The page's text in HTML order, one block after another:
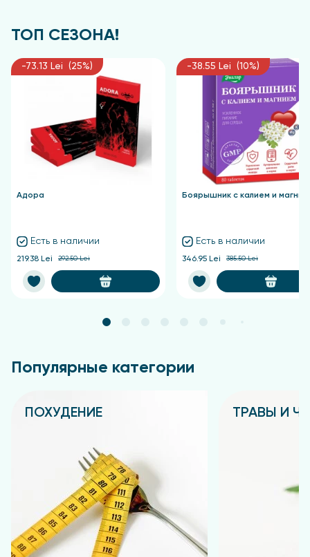
цене от импортера в Кишиневе и
В фито аптеке Sanatate Market вы можете купить
отруби кукурузные по цене от прямого
импортера в Молдову.
Филиалы во многих городах
страны: Кишинев, Бельцы, Орхей, Кагул, Комрат,
Теленешты, Унгены. Выгодная цена и быстрая
доставка.
ТОП СЕЗОНА!
-73.13 Lei (25%)
Адора
Есть в наличии
219.38 Lei 292.50 Lei
-38.55 Lei (10%)
Боярышник с калием и
Есть в наличии
346.95 Lei 385.50 Lei
Популярные категории
ПОХУДЕНИЕ ТРАВЫ И